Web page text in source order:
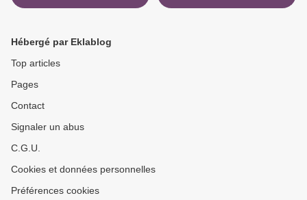
Hébergé par Eklablog
Top articles
Pages
Contact
Signaler un abus
C.G.U.
Cookies et données personnelles
Préférences cookies